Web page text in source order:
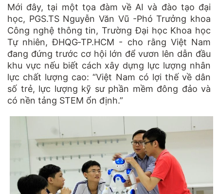
Mới đây, tại một tọa đàm về AI và đào tạo đại
học, PGS.TS Nguyễn Văn Vũ -Phó Trưởng khoa
Công nghệ thông tin, Trường Đại học Khoa học
Tự nhiên, ĐHQG‑TP.HCM - cho rằng Việt Nam
đang đứng trước cơ hội lớn để vươn lên dẫn đầu
khu vực nếu biết cách xây dựng lực lượng nhân
lực chất lượng cao: “Việt Nam có lợi thế về dân
số trẻ, lực lượng kỹ sư phần mềm đông đảo và
có nền tảng STEM ổn định.”